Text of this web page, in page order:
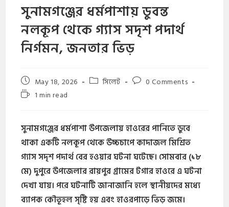
সুনামগঞ্জের ধর্মপাশায় ডুবন্ত
নলকূপ থেকে গ্যাস সদৃশ পদার্থ
নির্গমন, জনতার ভিড়
May 18, 2026 সিলেট
0 Comments
1 min read
সুনামগঞ্জের ধর্মপাশা উপজেলায় হাওরের পানিতে ডুবে
থাকা একটি নলকূপ থেকে উচ্চচাপে কাদাজল মিশ্রিত
গ্যাস সদৃশ পদার্থ বের হওয়ার ঘটনা ঘটেছে। সোমবার (১৮
মে) দুপুরে উপজেলার রায়পুর গ্রামের টগার হাওরে এ ঘটনা
দেখা যায়। পরে ঘটনাটি জানাজানি হলে স্থানীয়দের মধ্যে
ব্যাপক কৌতূহল সৃষ্টি হয় এবং হাওরপাড়ে ভিড় জমে।